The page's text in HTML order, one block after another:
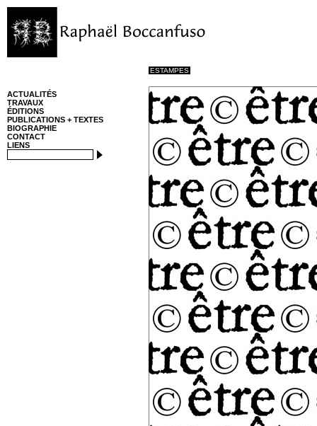
ACTUALITÉS
TRAVAUX
ÉDITIONS
PUBLICATIONS + TEXTES
BIOGRAPHIE
CONTACT
LIENS
ESTAMPES